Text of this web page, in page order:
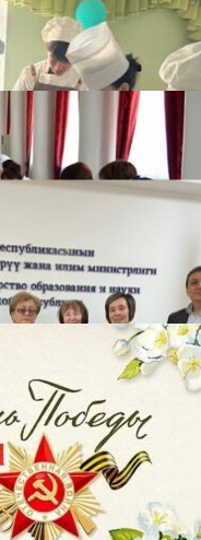
07.08.2026
Абитуриент
ЖОЖДОРГО
27.07.2026
ӨЗҮҢДҮН
20.07.2026
ЖОЖДОРГО
20.07.2026
Медиа
СУЗАКТА 750
ПАЙДАЛАНУУГА
07.08.2025
Улуу Жеңиштин
29.04.2025
Награды в
29.04.2025